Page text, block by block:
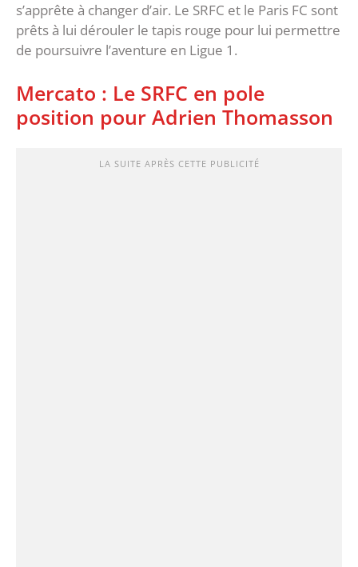
s’apprête à changer d’air. Le SRFC et le Paris FC sont
prêts à lui dérouler le tapis rouge pour lui permettre
de poursuivre l’aventure en Ligue 1.
Mercato : Le SRFC en pole
position pour Adrien Thomasson
LA SUITE APRÈS CETTE PUBLICITÉ